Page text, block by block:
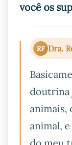
você os
RF Dra.
doutrina
animais,
animal,